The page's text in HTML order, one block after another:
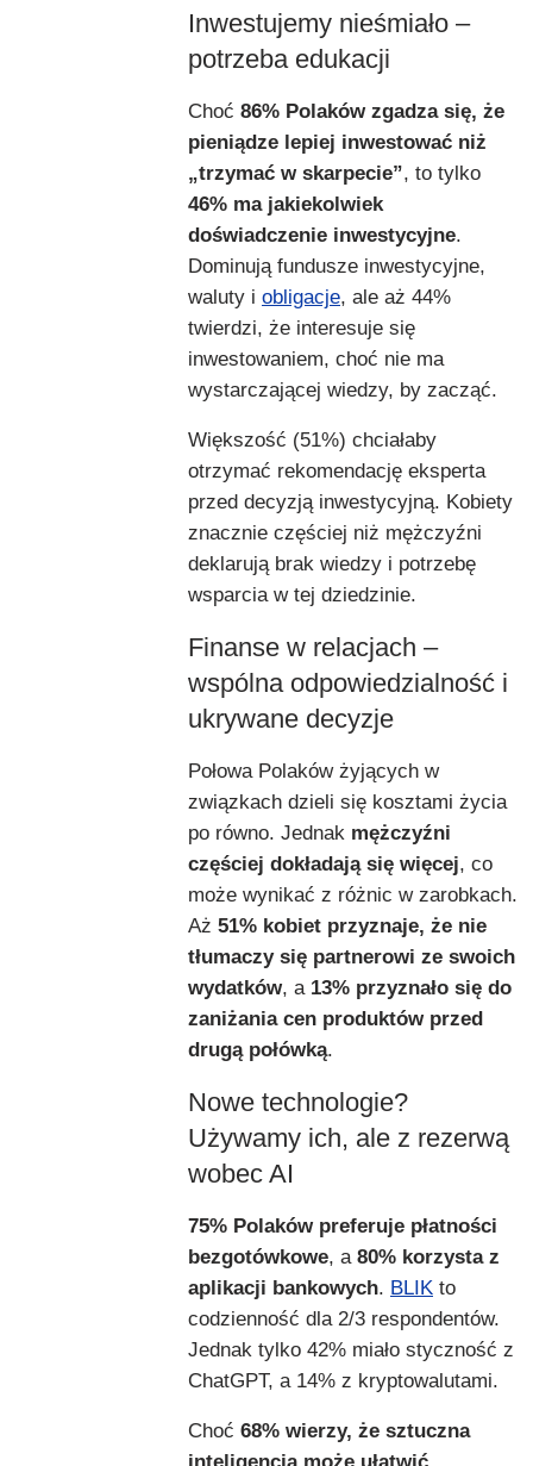
Inwestujemy nieśmiało –
potrzeba edukacji
Choć 86% Polaków zgadza się, że
pieniądze lepiej inwestować niż
„trzymać w skarpecie”, to tylko
46% ma jakiekolwiek
doświadczenie inwestycyjne.
Dominują fundusze inwestycyjne,
waluty i obligacje, ale aż 44%
twierdzi, że interesuje się
inwestowaniem, choć nie ma
wystarczającej wiedzy, by zacząć.
Większość (51%) chciałaby
otrzymać rekomendację eksperta
przed decyzją inwestycyjną. Kobiety
znacznie częściej niż mężczyźni
deklarują brak wiedzy i potrzebę
wsparcia w tej dziedzinie.
Finanse w relacjach –
wspólna odpowiedzialność i
ukrywane decyzje
Połowa Polaków żyjących w
związkach dzieli się kosztami życia
po równo. Jednak mężczyźni
częściej dokładają się więcej, co
może wynikać z różnic w zarobkach.
Aż 51% kobiet przyznaje, że nie
tłumaczy się partnerowi ze swoich
wydatków, a 13% przyznało się do
zaniżania cen produktów przed
drugą połówką.
Nowe technologie?
Używamy ich, ale z rezerwą
wobec AI
75% Polaków preferuje płatności
bezgotówkowe, a 80% korzysta z
aplikacji bankowych. BLIK to
codzienność dla 2/3 respondentów.
Jednak tylko 42% miało styczność z
ChatGPT, a 14% z kryptowalutami.
Choć 68% wierzy, że sztuczna